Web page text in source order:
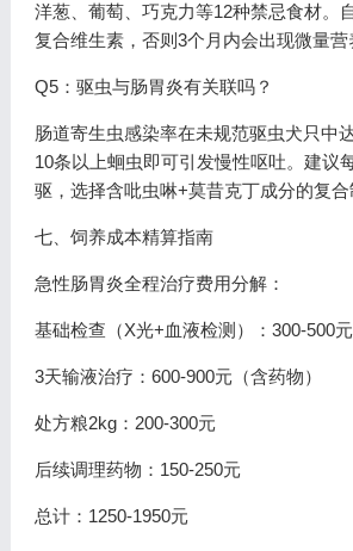
洋葱、葡萄、巧克力等12种禁忌食材。
复合维生素，否则3个月内会出现微量营
Q5：驱虫与肠胃炎有关联吗？
肠道寄生虫感染率在未规范驱虫犬只中
10条以上蛔虫即可引发慢性呕吐。建议
驱，选择含吡虫啉+莫昔克丁成分的复合
七、饲养成本精算指南
急性肠胃炎全程治疗费用分解：
基础检查（X光+血液检测）：300-500元
3天输液治疗：600-900元（含药物）
处方粮2kg：200-300元
后续调理药物：150-250元
总计：1250-1950元